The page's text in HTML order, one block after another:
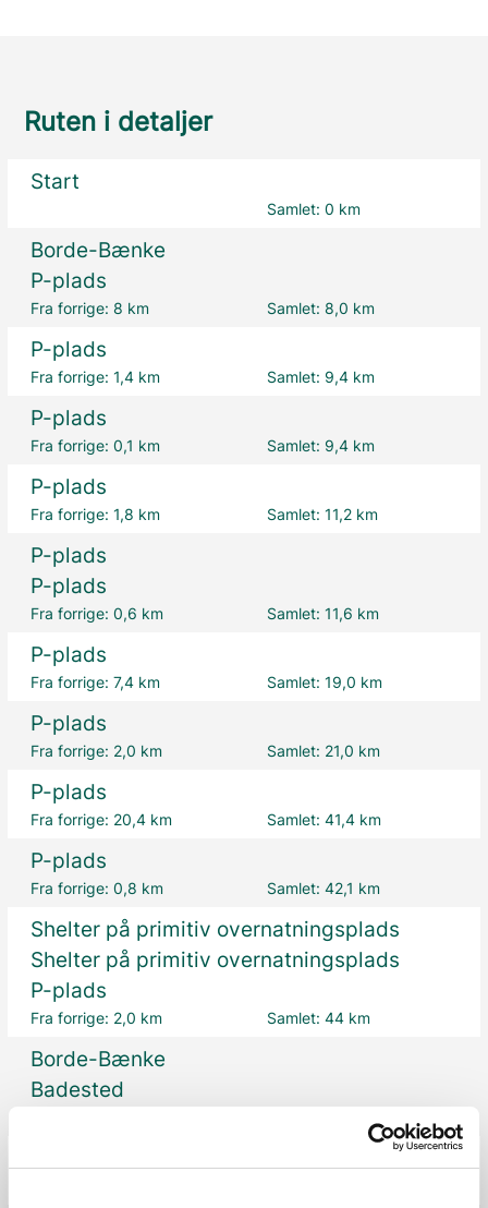
Ruten i detaljer
Start
Samlet: 0 km
Borde-Bænke
P-plads
Fra forrige:8 km Samlet: 8,0 km
P-plads
Fra forrige:1,4 km Samlet: 9,4 km
P-plads
Fra forrige:0,1 km Samlet: 9,4 km
P-plads
Fra forrige:1,8 km Samlet: 11,2 km
P-plads
P-plads
Fra forrige:0,6 km Samlet: 11,6 km
P-plads
Fra forrige:7,4 km Samlet: 19,0 km
P-plads
Fra forrige: 2,0 km Samlet: 21,0 km
P-plads
Fra forrige: 20,4 km Samlet: 41,4 km
P-plads
Fra forrige:0,8 km Samlet: 42,1 km
Shelter på primitiv overnatningsplads
Shelter på primitiv overnatningsplads
P-plads
Fra forrige: 2,0 km Samlet: 44 km
Borde-Bænke
Badested